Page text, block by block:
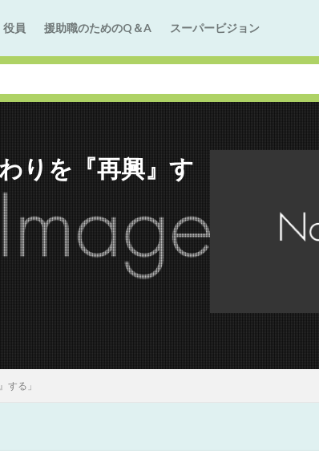
役員 援助職のためのQ＆A スーパービジョン
りを『再興』す
する」